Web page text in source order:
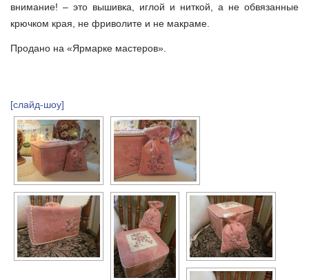
внимание! – это вышивка, иглой и ниткой, а не обвязанные
крючком края, не фриволите и не макраме.
Продано на «Ярмарке мастеров».
[слайд-шоу]